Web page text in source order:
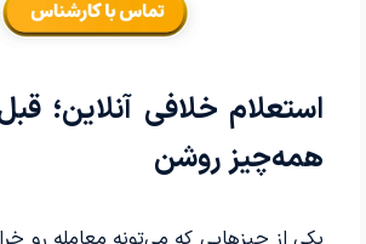
استعلام خلافی آنلاین؛
همه‌چیز روشن